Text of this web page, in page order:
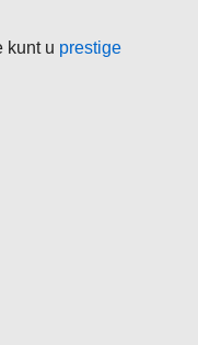
kunt u prestige